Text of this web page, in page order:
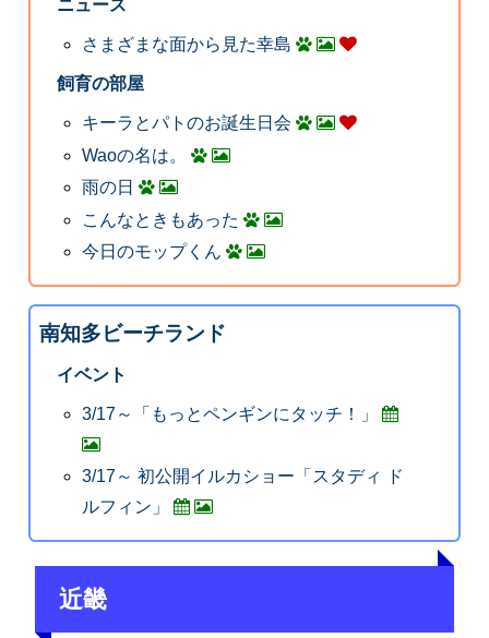
ニュース
さまざまな面から見た幸島
飼育の部屋
キーラとパトのお誕生日会
Waoの名は。
雨の日
こんなときもあった
今日のモップくん
南知多ビーチランド
イベント
3/17～「もっとペンギンにタッチ！」
3/17～ 初公開イルカショー「スタディ ド
ルフィン」
近畿